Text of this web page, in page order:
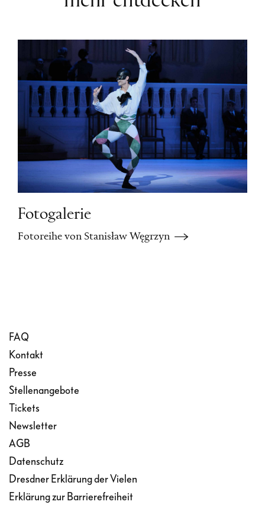
Fotogalerie
Fotoreihe von Stanisław Węgrzyn
FAQ
Kontakt
Presse
Stellenangebote
Tickets
Newsletter
AGB
Datenschutz
Dresdner Erklärung der Vielen
Erklärung zur Barrierefreiheit